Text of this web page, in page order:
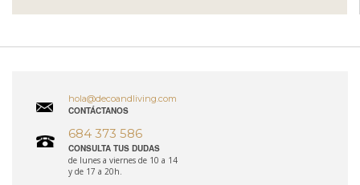
hola@decoandliving.com
CONTÁCTANOS
684 373 586
CONSULTA TUS DUDAS
de lunes a viernes de 10 a 14
y de 17 a 20h.